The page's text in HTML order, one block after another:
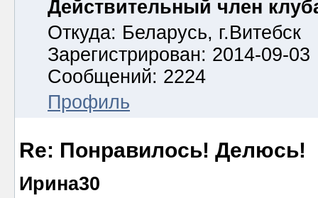
Действительный член
Откуда: Беларусь, г.Витебск
Зарегистрирован: 2014-09-03
Сообщений: 2224
Профиль
Re: Понравилось! Делюсь!
Ирина30